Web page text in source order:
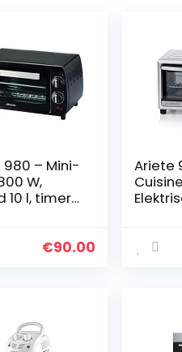
– Mini-
W,
10 l, timer
€90.00
Ariete
staal